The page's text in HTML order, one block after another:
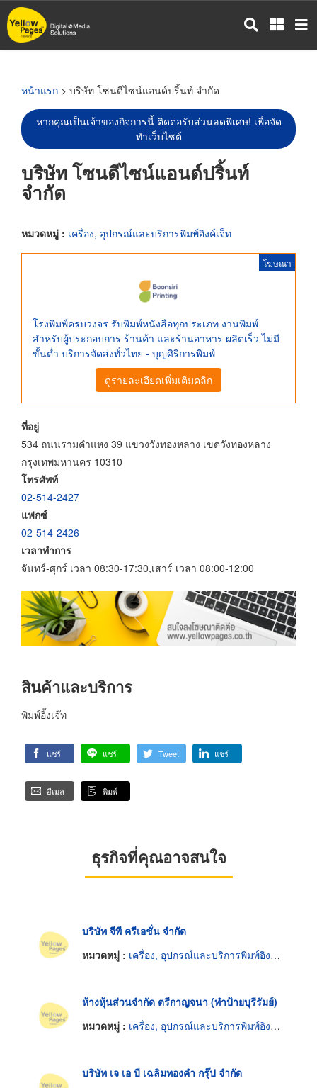
ข้าม
ไป
หน้าแรก > บริษัท โซนดีไซน์แอนด์ปริ้นท์ จำกัด
หากคุณเป็นเจ้าของกิจการนี้ ติดต่อรับส่วนลดพิเศษ! เพื่อจัด
ทำเว็บไซต์
บริษัท โซนดีไซน์แอนด์ปริ้นท์
จำกัด
หมวดหมู่ : เครื่อง, อุปกรณ์และบริการพิมพ์อิงค์เจ็ท
โฆษณา
โรงพิมพ์ครบวงจร รับพิมพ์หนังสือทุกประเภท งานพิมพ์
สำหรับผู้ประกอบการ ร้านค้า และร้านอาหาร ผลิตเร็ว ไม่มี
ขั้นต่ำ บริการจัดส่งทั่วไทย - บุญศิริการพิมพ์
ดูรายละเอียดเพิ่มเติมคลิก
ที่อยู่
534 ถนนรามคำแหง 39 แขวงวังทองหลาง เขตวังทองหลาง
กรุงเทพมหานคร 10310
โทรศัพท์
02-514-2427
แฟกซ์
02-514-2426
เวลาทำการ
จันทร์-ศุกร์ เวลา 08:30-17:30,เสาร์ เวลา 08:00-12:00
สินค้าและบริการ
พิมพ์อิ้งเจ๊ท
แชร์ แชร์ Tweet แชร์
อีเมล พิมพ์
ธุรกิจที่คุณอาจสนใจ
บริษัท จีพี ครีเอชั่น จำกัด
หมวดหมู่ : เครื่อง, อุปกรณ์และบริการพิมพ์อิงค์เจ็ท
ห้างหุ้นส่วนจำกัด ตรีกาญจนา (ทำป้ายบุรีรัมย์)
หมวดหมู่ : เครื่อง, อุปกรณ์และบริการพิมพ์อิงค์เจ็ท
บริษัท เจ เอ บี เฉลิมทองคำ กรุ๊ป จำกัด